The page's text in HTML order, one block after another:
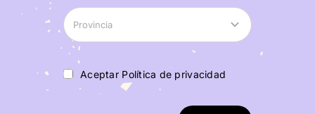
Aceptar Política de privacidad